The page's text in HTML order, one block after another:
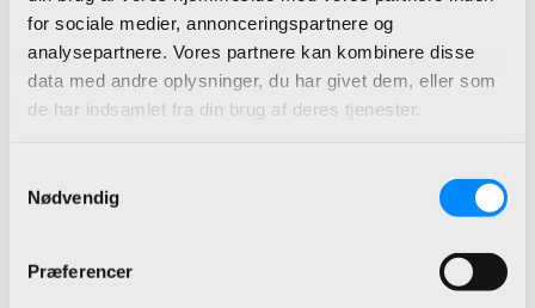
for sociale medier, annonceringspartnere og
analysepartnere. Vores partnere kan kombinere disse
data med andre oplysninger, du har givet dem, eller som
de har indsamlet fra din brug af deres tjenester.
Nødvendig
Præferencer
Skab en digitaliseret kultur ved at